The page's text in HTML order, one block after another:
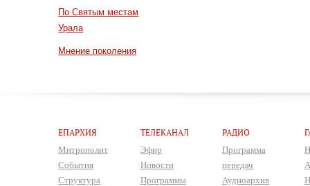
По Святым местам
Урала
Мнение поколения
ЕПАРХИЯ
Митрополит
События
Структура
ТЕЛЕКАНАЛ
Эфир
Новости
Программы
РАДИО
Программа
передач
Аудиоархив